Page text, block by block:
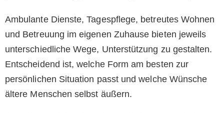
Ambulante Dienste, Tagespflege, betreutes Wohnen
und Betreuung im eigenen Zuhause bieten jeweils
unterschiedliche Wege, Unterstützung zu gestalten.
Entscheidend ist, welche Form am besten zur
persönlichen Situation passt und welche Wünsche
ältere Menschen selbst äußern.